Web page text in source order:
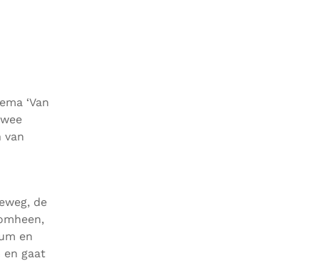
‘Van
van
de
en
en gaat